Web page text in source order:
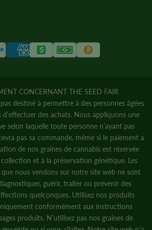
CONCERNANT THE SEED FAIR
destiné à permettre à des personnes âgées
des achats. Nous appliquons une
selon laquelle toute personne n’ayant pas
pas sa commande, même si le paiement a
de nos graines de cannabis est réservée
et à la préservation génétique. Les
que nous vendons sur notre site web ne sont
guérir, traiter ou prévenir des
quelconques. Utilisez nos produits
conformément aux instructions
produits. N’utilisez pas nos graines de